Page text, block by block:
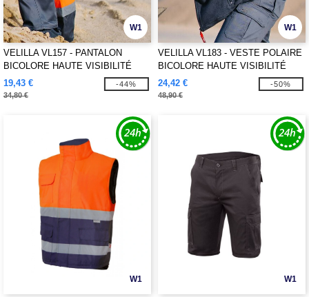
W1
VELILLA VL157 - PANTALON
BICOLORE HAUTE VISIBILITÉ
19,43 €
34,80 €
-44%
W1
VELILLA VL183 - VESTE POLAIRE
BICOLORE HAUTE VISIBILITÉ
24,42 €
48,90 €
-50%
W1 W1